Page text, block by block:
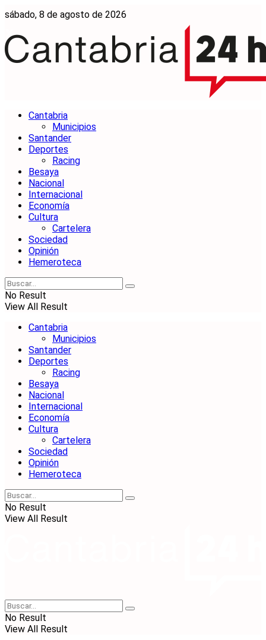
sábado, 8 de agosto de 2026
Cantabria
Municipios
Santander
Deportes
Racing
Besaya
Nacional
Internacional
Economía
Cultura
Cartelera
Sociedad
Opinión
Hemeroteca
No Result
View All Result
Cantabria
Municipios
Santander
Deportes
Racing
Besaya
Nacional
Internacional
Economía
Cultura
Cartelera
Sociedad
Opinión
Hemeroteca
No Result
View All Result
No Result
View All Result